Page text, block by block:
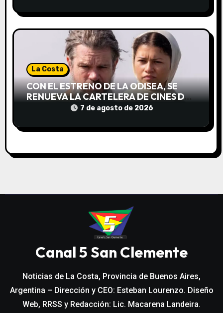
a
s
La Costa
CON EL ESTRENO DE LA ODISEA, SE
RENUEVA LA CARTELERA DE CINES DE
7 de agosto de 2026
Canal 5 San Clemente
Noticias de La Costa, Provincia de Buenos Aires,
Argentina – Dirección y CEO: Esteban Lourenzo. Diseño
Web, RRSS y Redacción: Lic. Macarena Landeira.